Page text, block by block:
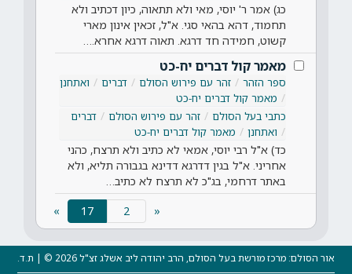
כג) אמר ר' יוסי, מאי ולא תתאוה, כיון דכתיב ולא
תחמוד, דהא בהאי סגי. א"ל, זכאין אינון מארי
קשוט, חמידה חד דרגא. תאוה דרגא אחרא.…
מאמר קול דברים יח-כט
ספר הזהר זהר עם פירוש הסולם דברים
ואתחנן
מאמר קול דברים יח-כט
כתבי בעל הסולם
זהר עם פירוש הסולם
דברים
ואתחנן
מאמר קול דברים יח-כט
כד) א"ל רבי יוסי, אמאי לא כתיב ולא תרצח, כהני
אחריני. א"ל בגין דדרגא דדינא בגבורה תליא, ולא
באתר דרחמי, בג"כ לא תרצח לא כתיב…
«
17
»
אור הסולם: מרכז מורשת בעל הסולם, הרב יהודה ליב אשלג זצ"ל 2026 © | ת.ד.